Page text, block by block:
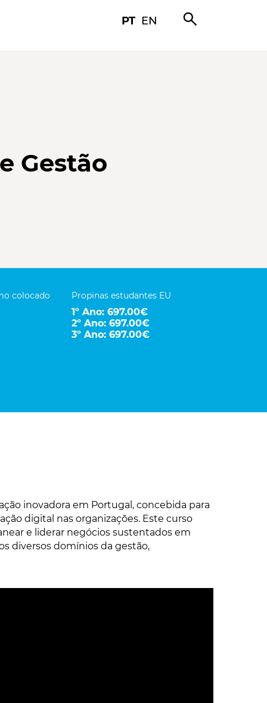
PT EN search
Gestão
colocado Propinas estudantes EU
1º Ano: 697.00€
2º Ano: 697.00€
3º Ano: 697.00€
inovadora em Portugal, concebida para
digital nas organizações. Este curso
e liderar negócios sustentados em
diversos domínios da gestão,